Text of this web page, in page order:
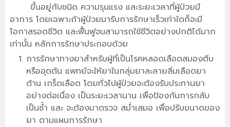
ขึ้นอยู่กับชนิด ความรุนแรง และระยะเวลาที่ผู้ป่วยมี
อาการ โดยเฉพาะถ้าผู้ป่วยมารับการรักษาเร็วเท่าใดก็จะมี
โอกาสรอดชีวิต และฟื้นฟูจนสามารถใช้ชีวิตอย่างปกติได้มาก
เท่านั้น หลักการรักษาประกอบด้วย
การรักษาทางยาสำหรับผู้ที่เป็นโรคหลอดเลือดสมองตีบ
หรืออุดตัน แพทย์จะให้ยาในกลุ่มยาละลายลิ่มเลือดยา
ต้าน เกร็ดเลือด โดยทั่วไปผู้ป่วยจะต้องรับประทานยา
อย่างต่อเนื่อง เป็นระยะเวลานาน เพื่อป้องกันการกลับ
เป็นซ้ำ และ จะต้องมาตรวจ สม่ำเสมอ เพื่อปรับขนาดของ
ยา ตามแผนการรักษา